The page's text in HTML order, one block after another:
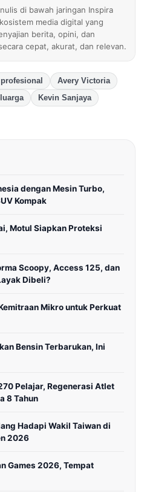
di bawah jaringan Inspira
media digital yang
berita, opini, dan
cepat, akurat, dan relevan.
Avery Victoria
Kevin Sanjaya
dengan Mesin Turbo,
Kompak
Motul Siapkan Proteksi
Scoopy, Access 125, dan
Dibeli?
Mikro untuk Perkuat
Bensin Terbarukan, Ini
Pelajar, Regenerasi Atlet
8 Tahun
Hadapi Wakil Taiwan di
2026
Games 2026, Tempat